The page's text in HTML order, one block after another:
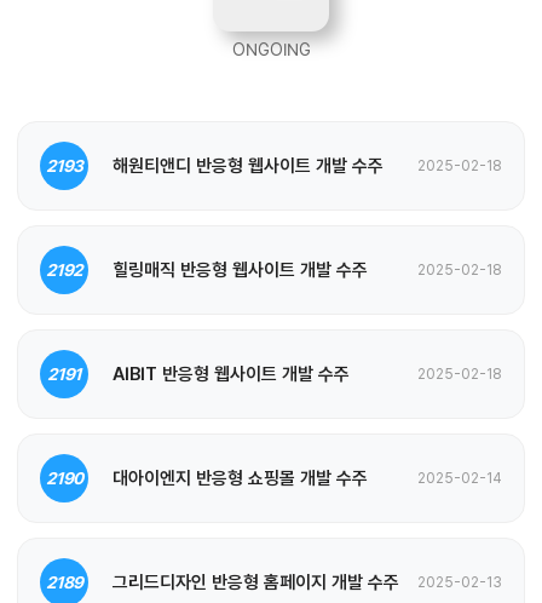
ONGOING
2193 해원티앤디 반응형 웹사이트 개발 수주 2025-02-18
2192 힐링매직 반응형 웹사이트 개발 수주 2025-02-18
2191 AIBIT 반응형 웹사이트 개발 수주 2025-02-18
2190 대아이엔지 반응형 쇼핑몰 개발 수주 2025-02-14
2189 그리드디자인 반응형 홈페이지 개발 수주 2025-02-13